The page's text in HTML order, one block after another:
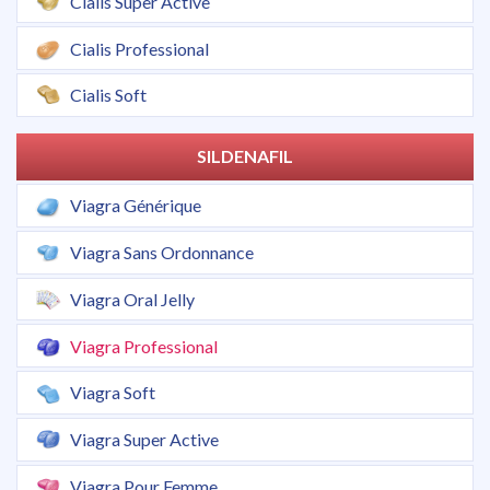
Cialis Professional
Cialis Soft
SILDENAFIL
Viagra Générique
Viagra Sans Ordonnance
Viagra Oral Jelly
Viagra Professional
Viagra Soft
Viagra Super Active